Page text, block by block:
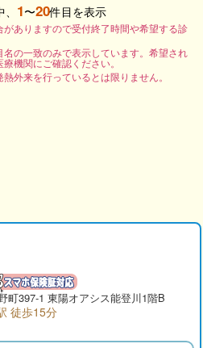
1〜20件目を表示
ありますので受付終了時間や希望する診
の一致のみで表示しています。希望され
機関にご確認ください。
外来を行っているとは限りません。
町397-1 東陽オアシス能登川1階B
徒歩15分